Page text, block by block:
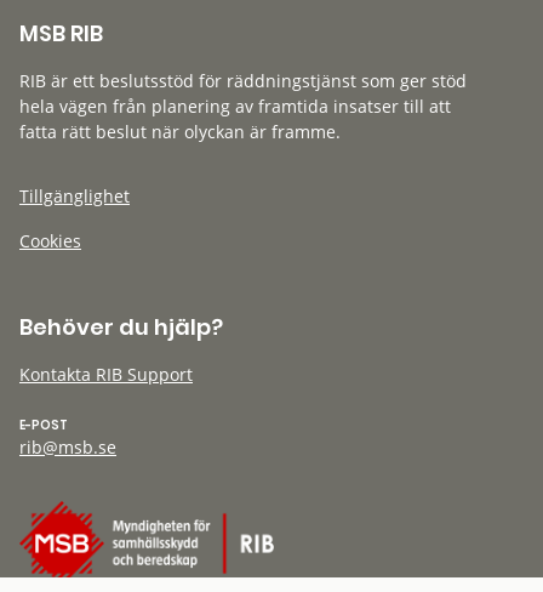
MSB RIB
RIB är ett beslutsstöd för räddningstjänst som ger stöd
hela vägen från planering av framtida insatser till att
fatta rätt beslut när olyckan är framme.
Tillgänglighet
Cookies
Behöver du hjälp?
Kontakta RIB Support
E-POST
rib@msb.se